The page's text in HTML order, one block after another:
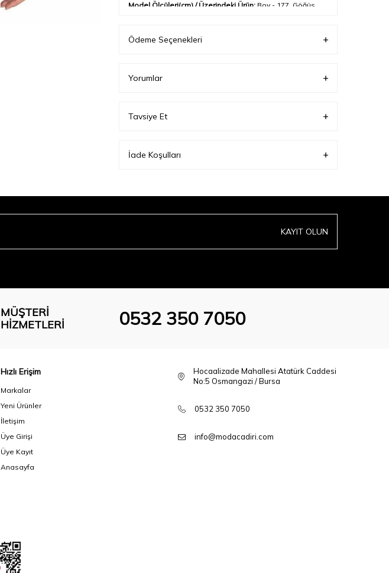
Model Ölçüleri(cm) / Üzerindeki Ürün: Boy - 177, Göğüs
Numune Beden:Modelimiz ürünün en küçük bedenini
Ürün Boyu(cm):
Ödeme Seçenekleri
Yorumlar
Tavsiye Et
İade Koşulları
KAYIT OLUN
MÜŞTERI
HIZMETLERI
0532 350 7050
Hızlı Erişim
Markalar
Yeni Ürünler
İletişim
Üye Girişi
Üye Kayıt
Anasayfa
Hocaalizade Mahallesi Atatürk Caddesi
No:5 Osmangazi / Bursa
0532 350 7050
info@modacadiri.com